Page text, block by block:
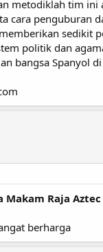
metodiklah tim ini
cara penguburan
sedikit
politik dan
bangsa Spanyol
Makam Raja
berharga